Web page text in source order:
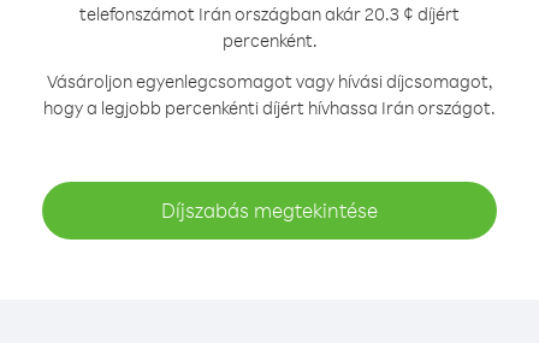
telefonszámot Irán országban akár 20.3 ¢ díjért
percenként.
Vásároljon egyenlegcsomagot vagy hívási díjcsomagot,
hogy a legjobb percenkénti díjért hívhassa Irán országot.
Díjszabás megtekintése